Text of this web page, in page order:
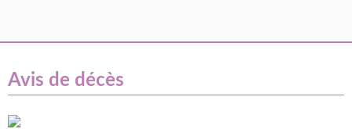
Avis de décès